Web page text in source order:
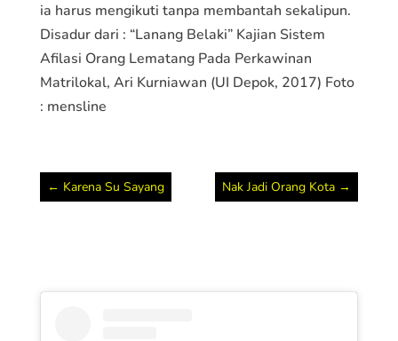
ia harus mengikuti tanpa membantah sekalipun.
Disadur dari : “Lanang Belaki” Kajian Sistem
Afilasi Orang Lematang Pada Perkawinan
Matrilokal, Ari Kurniawan (UI Depok, 2017) Foto
: mensline
← Karena Su Sayang Nak Jadi Orang Kota →